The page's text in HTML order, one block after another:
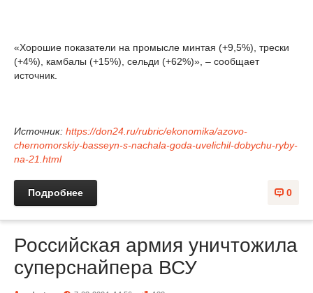
«Хорошие показатели на промысле минтая (+9,5%), трески
(+4%), камбалы (+15%), сельди (+62%)», – сообщает
источник.
Источник: https://don24.ru/rubric/ekonomika/azovo-
chernomorskiy-basseyn-s-nachala-goda-uvelichil-dobychu-ryby-
na-21.html
0
Подробнее
Российская армия уничтожила
суперснайпера ВСУ